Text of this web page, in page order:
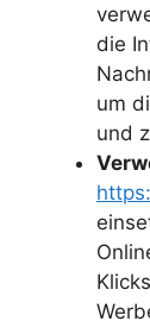
die
um
und